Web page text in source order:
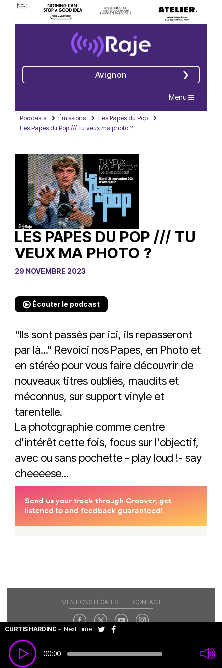
Avignon
Navigation
Menu
Podcasts Émissions
Les Papes du Pop
Les Papes du Pop /// Tu veux ma photo ?
LES PAPES DU POP /// TU
VEUX MA PHOTO ?
29 NOVEMBRE 2023
Écouter le podcast
"Ils sont passés par ici, ils repasseront
par là..." Revoici nos Papes, en Photo et
en stéréo pour vous faire découvrir de
nouveaux titres oubliés, maudits et
méconnus, sur support vinyle et
tarentelle.
La photographie comme centre
d'intérêt cette fois, focus sur l'objectif,
avec ou sans pochette - play loud !- say
cheeeese...
00:00
CURTIS HARDING - Next Time
MENTIONS LÉGALES CONTACT